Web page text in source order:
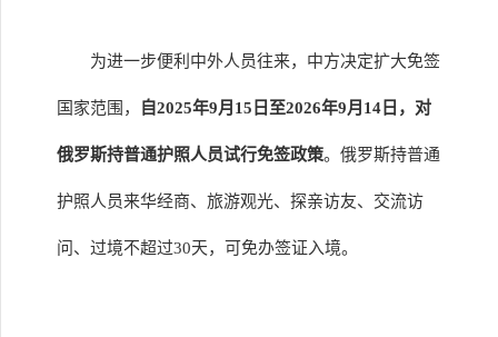
为进一步便利中外人员往来，中方决定扩大免签
国家范围， 自2025年9月15日至2026年9月14日，对
俄罗斯持普通护照人员试行免签政策。俄罗斯持普通
护照人员来华经商、旅游观光、探亲访友、交流访
问、过境不超过30天，可免办签证入境。